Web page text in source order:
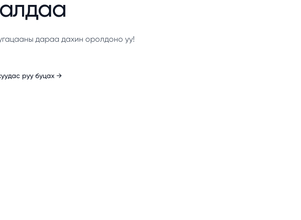
дараа дахин оролдоно уу!
руу буцах →